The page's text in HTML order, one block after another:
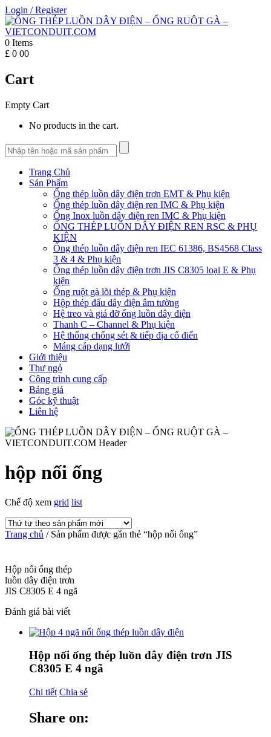
Login /Register
0 Items
£ 0 00
Cart
Empty Cart
No products in the cart.
Trang Chủ
Sản Phẩm
Ống thép luồn dây điện trơn EMT & Phụ kiện
Ống thép luồn dây điện ren IMC & Phụ kiện
Ống Inox luồn dây điện ren IMC & Phụ kiện
ỐNG THÉP LUỒN DÂY ĐIỆN REN RSC & PHỤ
KIỆN
Ống thép luồn dây điện ren IEC 61386, BS4568 Class
3 & 4 & Phụ kiện
Ống thép luồn dây điện trơn JIS C8305 loại E & Phụ
kiện
Ống ruột gà lõi thép & Phụ kiện
Hộp thép đấu dây điện âm tường
Hệ treo và giá đỡ ống luồn dây điện
Thanh C – Channel & Phụ kiện
Hệ thống chống sét & tiếp địa cổ điển
Máng cáp dạng lưới
Giới thiệu
Thư ngỏ
Công trình cung cấp
Bảng giá
Góc kỹ thuật
Liên hệ
hộp nối ống
Chế độ xem grid list
Trang chủ / Sản phẩm được gắn thẻ “hộp nối ống”
Hộp nối ống thép
luồn dây điện trơn
JIS C8305 E 4 ngã
Đánh giá bài viết
Hộp nối ống thép luồn dây điện trơn JIS
C8305 E 4 ngã
Chi tiết Chia sẻ
Share on: